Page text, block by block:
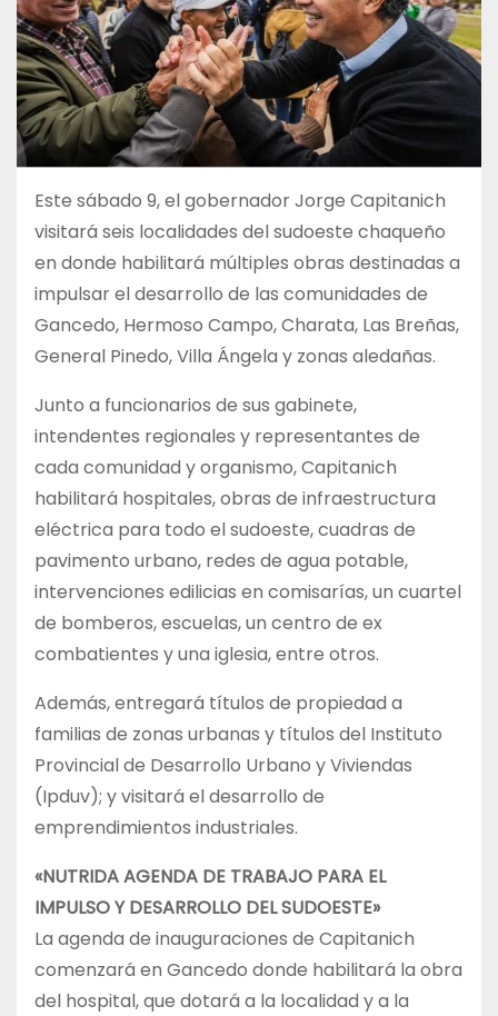
Este sábado 9, el gobernador Jorge Capitanich
visitará seis localidades del sudoeste chaqueño
en donde habilitará múltiples obras destinadas a
impulsar el desarrollo de las comunidades de
Gancedo, Hermoso Campo, Charata, Las Breñas,
General Pinedo, Villa Ángela y zonas aledañas.
Junto a funcionarios de sus gabinete,
intendentes regionales y representantes de
cada comunidad y organismo, Capitanich
habilitará hospitales, obras de infraestructura
eléctrica para todo el sudoeste, cuadras de
pavimento urbano, redes de agua potable,
intervenciones edilicias en comisarías, un cuartel
de bomberos, escuelas, un centro de ex
combatientes y una iglesia, entre otros.
Además, entregará títulos de propiedad a
familias de zonas urbanas y títulos del Instituto
Provincial de Desarrollo Urbano y Viviendas
(Ipduv); y visitará el desarrollo de
emprendimientos industriales.
«NUTRIDA AGENDA DE TRABAJO PARA EL
IMPULSO Y DESARROLLO DEL SUDOESTE»
La agenda de inauguraciones de Capitanich
comenzará en Gancedo donde habilitará la obra
del hospital, que dotará a la localidad y a la